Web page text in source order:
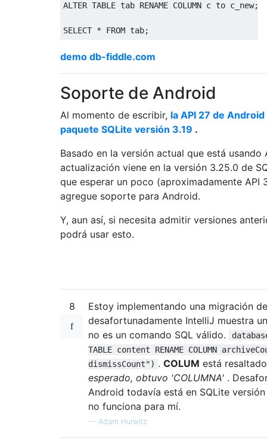
ALTER TABLE tab RENAME COLUMN c to c_new;
SELECT * FROM tab;
demo db-fiddle.com
Soporte de Android
Al momento de escribir, la API 27 de
paquete SQLite versión 3.19 .
Basado en la versión actual que está
actualización viene en la versión 3.25.0 de
que esperar un poco (aproximadamente API
agregue soporte para Android.
Y, aun así, si necesita admitir versiones
podrá usar esto.
8
Estoy implementando una migración
desafortunadamente IntelliJ muestra
no es un comando SQL válido.
TABLE content RENAME COLUMN
dismissCount") . COLUM está
esperado, obtuvo 'COLUMNA' .
Android todavía está en SQLite
no funciona para mí.
— Adam Hurwitz